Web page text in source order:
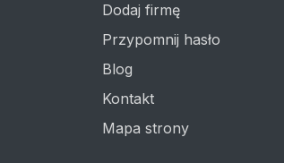
Dodaj firmę
Przypomnij hasło
Blog
Kontakt
Mapa strony